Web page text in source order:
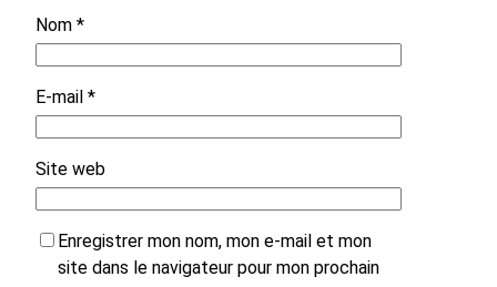
Nom *
E-mail *
Site web
Enregistrer mon nom, mon e-mail et mon
site dans le navigateur pour mon prochain